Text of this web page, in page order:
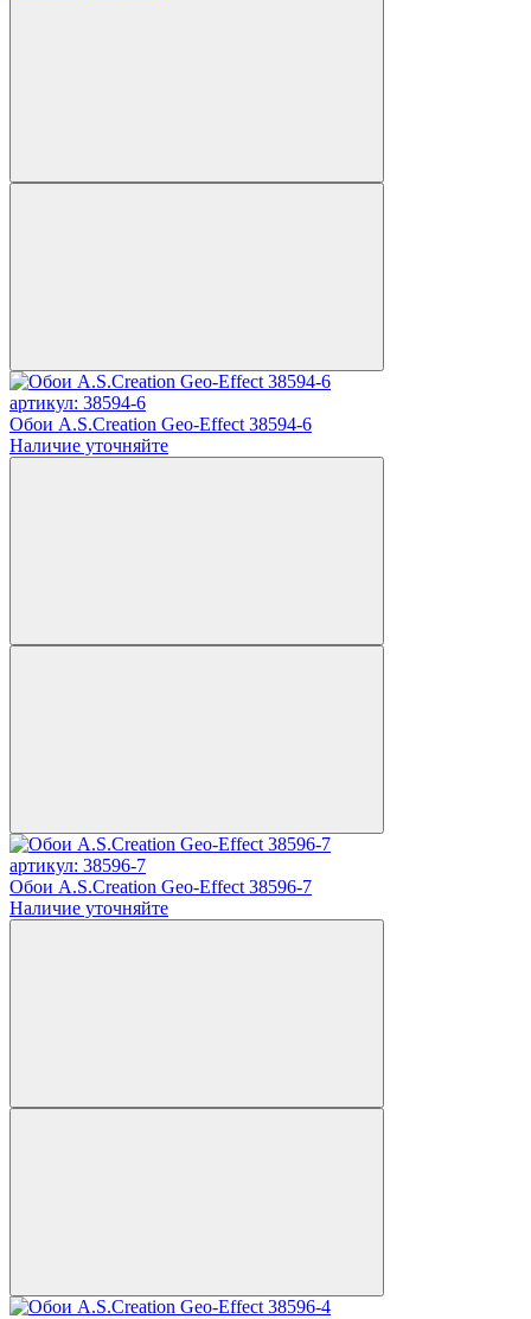
артикул: 38594-6
Обои A.S.Creation Geo-Effect 38594-6
Наличие уточняйте
артикул: 38596-7
Обои A.S.Creation Geo-Effect 38596-7
Наличие уточняйте